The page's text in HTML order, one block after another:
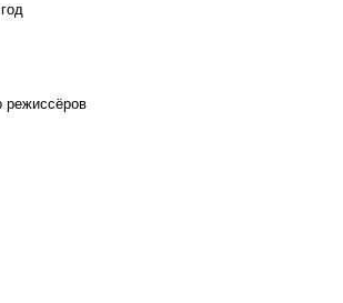
режиссёров